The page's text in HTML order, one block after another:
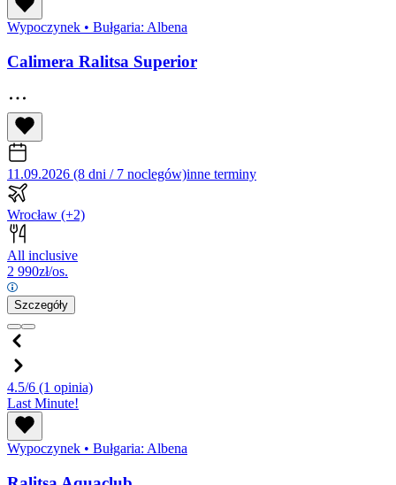
Wypoczynek • Bułgaria: Albena
Calimera Ralitsa Superior
11.09.2026 (8 dni / 7 noclegów)inne terminy
Wrocław (+2)
All inclusive
2 990zł/os.
Szczegóły
4.5/6 (1 opinia)
Last Minute!
Wypoczynek • Bułgaria: Albena